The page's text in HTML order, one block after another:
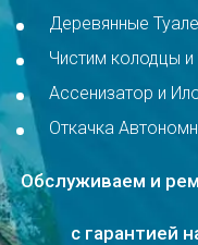
Деревянные
Чистим колодцы и
Ассенизатор и
Откачка
Обслуживаем и
с гарантией